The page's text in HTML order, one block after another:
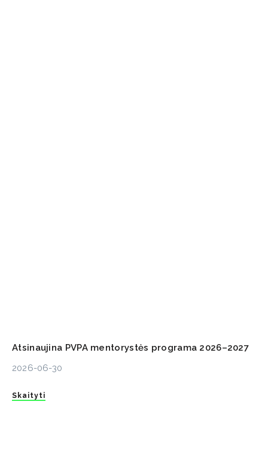
Atsinaujina PVPA mentorystės programa 2026–2027
2026-06-30
Skaityti